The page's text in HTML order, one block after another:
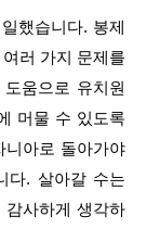
했습니다. 봉제
러 가지 문제를
움으로 유치원
머물 수 있도록
니아로 돌아가야
다. 살아갈 수는
사하게 생각하